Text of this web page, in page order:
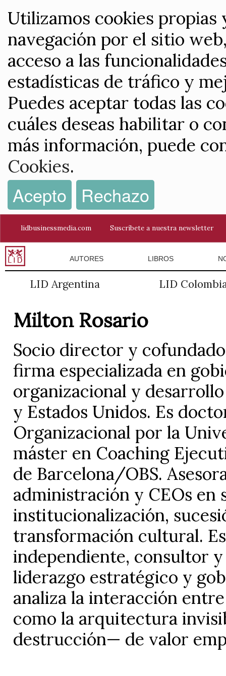
Utilizamos cookies
navegación por el sitio
acceso a las
estadísticas de tráfico y
Puedes aceptar todas las
cuáles deseas habilitar o
más información, puede
Cookies.
Acepto Rechazo
lidbusinessmedia.com Suscríbete a nuestra newsletter
AUTORES LIBROS
LID Argentina LID
Milton Rosario
Socio director y
firma especializada en
organizacional y
y Estados Unidos. Es
Organizacional por la
máster en Coaching
de Barcelona/OBS.
administración y CEOs en
institucionalización,
transformación cultural.
independiente, consultor
liderazgo estratégico y
analiza la interacción
como la arquitectura
destrucción— de valor